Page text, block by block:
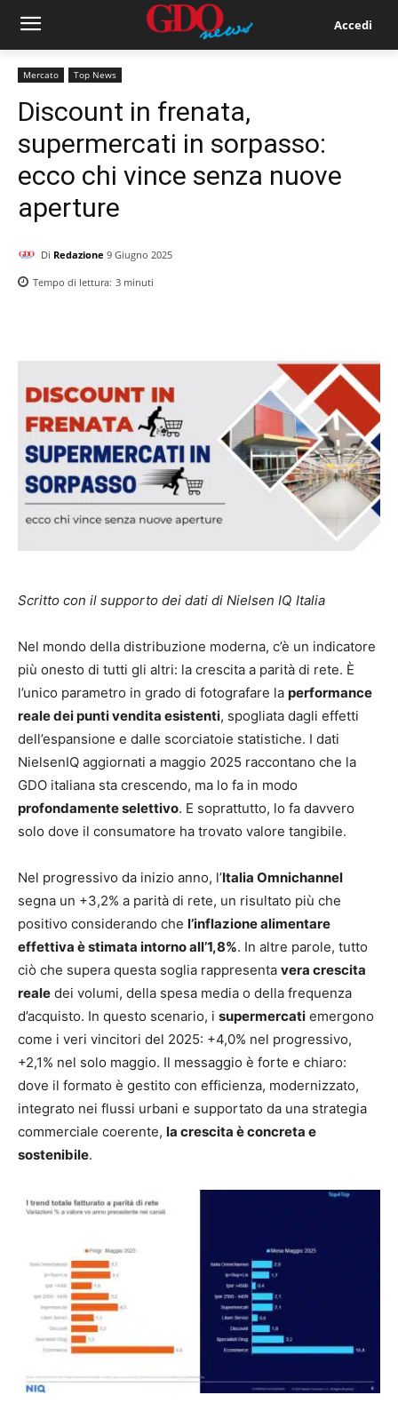
Accedi
Mercato Top News
Discount in frenata,
supermercati in sorpasso:
ecco chi vince senza nuove
aperture
Di Redazione 9 Giugno 2025
Tempo di lettura: 3 minuti
Scritto con il supporto dei dati di Nielsen IQ Italia
Nel mondo della distribuzione moderna, c’è un indicatore
più onesto di tutti gli altri: la crescita a parità di rete. È
l’unico parametro in grado di fotografare la performance
reale dei punti vendita esistenti, spogliata dagli effetti
dell’espansione e dalle scorciatoie statistiche. I dati
NielsenIQ aggiornati a maggio 2025 raccontano che la
GDO italiana sta crescendo, ma lo fa in modo
profondamente selettivo. E soprattutto, lo fa davvero
solo dove il consumatore ha trovato valore tangibile.
Nel progressivo da inizio anno, l’Italia Omnichannel
segna un +3,2% a parità di rete, un risultato più che
positivo considerando che l’inflazione alimentare
effettiva è stimata intorno all’1,8%. In altre parole, tutto
ciò che supera questa soglia rappresenta vera crescita
reale dei volumi, della spesa media o della frequenza
d’acquisto. In questo scenario, i supermercati emergono
come i veri vincitori del 2025: +4,0% nel progressivo,
+2,1% nel solo maggio. Il messaggio è forte e chiaro:
dove il formato è gestito con efficienza, modernizzato,
integrato nei flussi urbani e supportato da una strategia
commerciale coerente, la crescita è concreta e
sostenibile.